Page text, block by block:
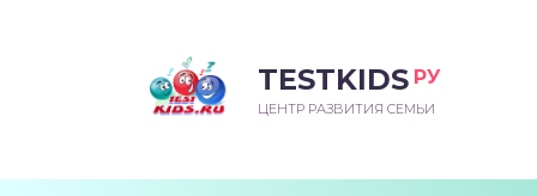
TESTKIDS РУ
ЦЕНТР РАЗВИТИЯ СЕМЬИ
УЧИТСЯ
ШКОЛА